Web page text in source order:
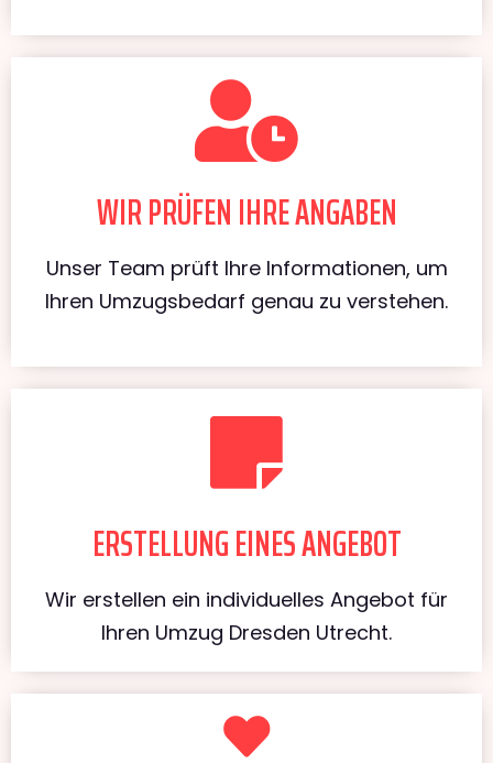
WIR PRÜFEN IHRE ANGABEN
Unser Team prüft Ihre Informationen, um
Ihren Umzugsbedarf genau zu verstehen.
ERSTELLUNG EINES ANGEBOT
Wir erstellen ein individuelles Angebot für
Ihren Umzug Dresden Utrecht.